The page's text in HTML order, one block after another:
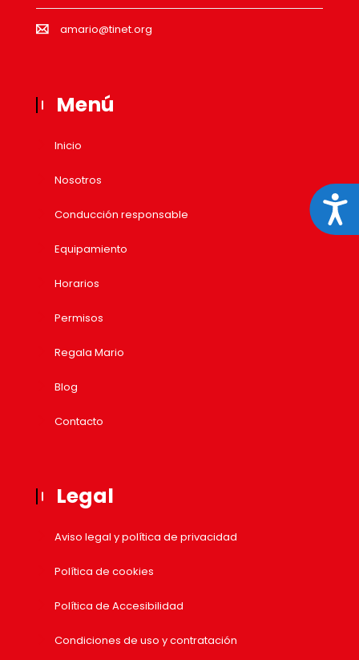
amario@tinet.org
Menú
Inicio
Nosotros
Conducción responsable
Equipamiento
Horarios
Permisos
Regala Mario
Blog
Contacto
Legal
Aviso legal y política de privacidad
Política de cookies
Política de Accesibilidad
Condiciones de uso y contratación